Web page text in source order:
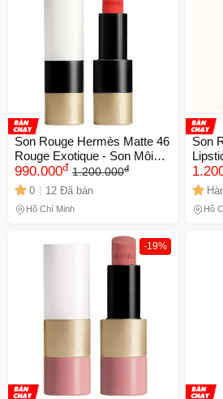
Son Rouge Hermès Matte 46
Rouge Exotique - Son Môi
Cao Cấp Màu Đỏ Cam Tươi
Tắn, Chăm Sóc Môi Tự
Nhiên, Thương Hiệu Nổi
Tiếng
990.000đ 1.200.000đ
0 12 Đã bán
Hồ Chí Minh
Son
Rose
Đất
Hồ
-19%